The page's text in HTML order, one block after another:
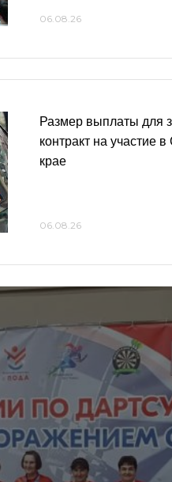
06.08.26
Размер выплаты для
контракт на участие
крае
06.08.26